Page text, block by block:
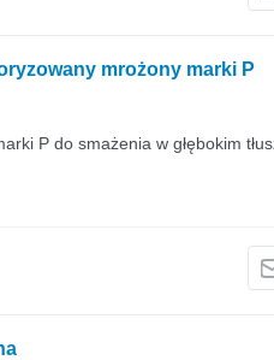
mrożony marki P
P do smażenia w głębokim